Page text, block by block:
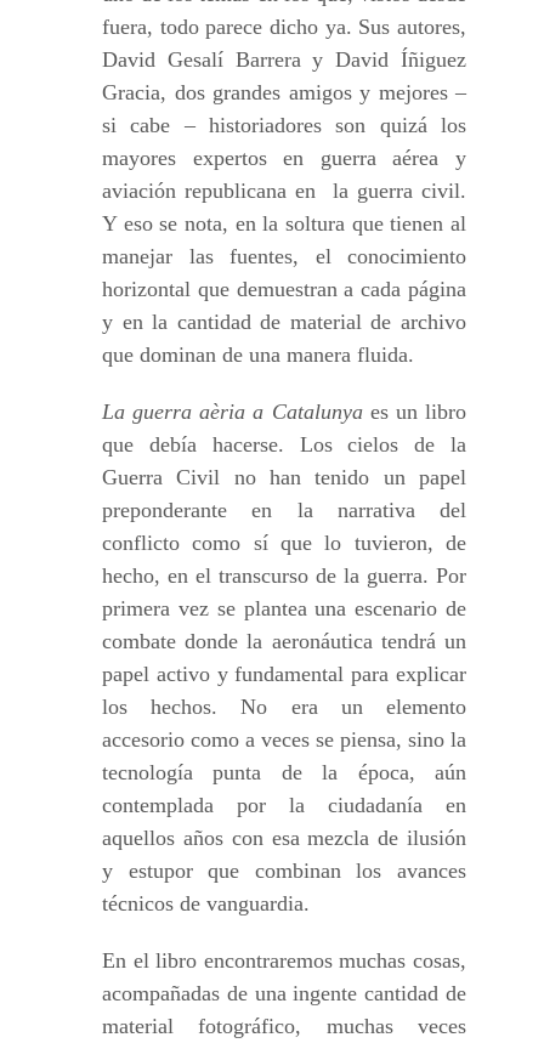
fuera, todo parece dicho ya. Sus autores,
David Gesalí Barrera y David Íñiguez
Gracia, dos grandes amigos y mejores –
si cabe – historiadores son quizá los
mayores expertos en guerra aérea y
aviación republicana en la guerra civil.
Y eso se nota, en la soltura que tienen al
manejar las fuentes, el conocimiento
horizontal que demuestran a cada página
y en la cantidad de material de archivo
que dominan de una manera fluida.
La guerra aèria a Catalunyaes un libro
que debía hacerse. Los cielos de la
Guerra Civil no han tenido un papel
preponderante en la narrativa del
conflicto como sí que lo tuvieron, de
hecho, en el transcurso de la guerra. Por
primera vez se plantea una escenario de
combate donde la aeronáutica tendrá un
papel activo y fundamental para explicar
los hechos. No era un elemento
accesorio como a veces se piensa, sino la
tecnología punta de la época, aún
contemplada por la ciudadanía en
aquellos años con esa mezcla de ilusión
y estupor que combinan los avances
técnicos de vanguardia.
En el libro encontraremos muchas cosas,
acompañadas de una ingente cantidad de
material fotográfico, muchas veces